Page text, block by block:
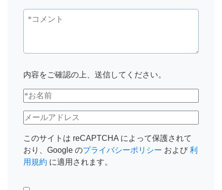
内容をご確認の上、送信してください。
このサイトは reCAPTCHA によって保護されて
おり、Google のプライバシーポリシー および 利
用規約 に適用されます。